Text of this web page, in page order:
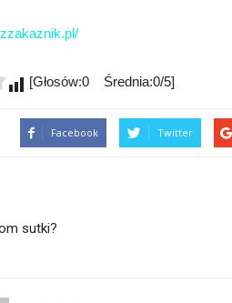
[Głosów:0 Średnia:0/5]
Facebook Twitter
sutki?